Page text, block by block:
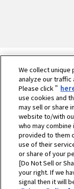
ホーム 農業 ニュ
農ソリューションビジ
業展開について 〜日本
We collect
analyze our traffic
Please click "
use cookies and
may sell or share
website to/with
who may
provided to them
use of their
or share of your
[Do Not Sell or
your right. If we
signal then it will